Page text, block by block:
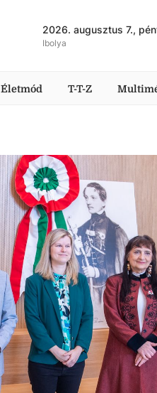
2026. augusztus 7.,
Ibolya
Életmód T-T-Z